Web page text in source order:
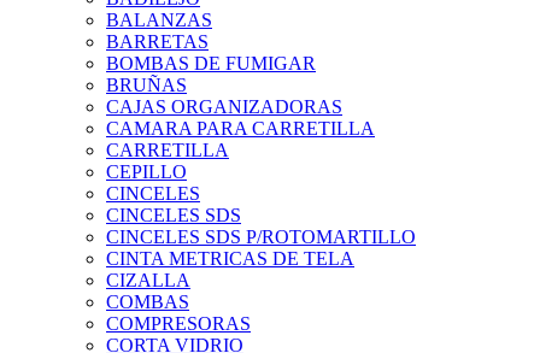
BALANZAS
BARRETAS
BOMBAS DE FUMIGAR
BRUÑAS
CAJAS ORGANIZADORAS
CAMARA PARA CARRETILLA
CARRETILLA
CEPILLO
CINCELES
CINCELES SDS
CINCELES SDS P/ROTOMARTILLO
CINTA METRICAS DE TELA
CIZALLA
COMBAS
COMPRESORAS
CORTA VIDRIO